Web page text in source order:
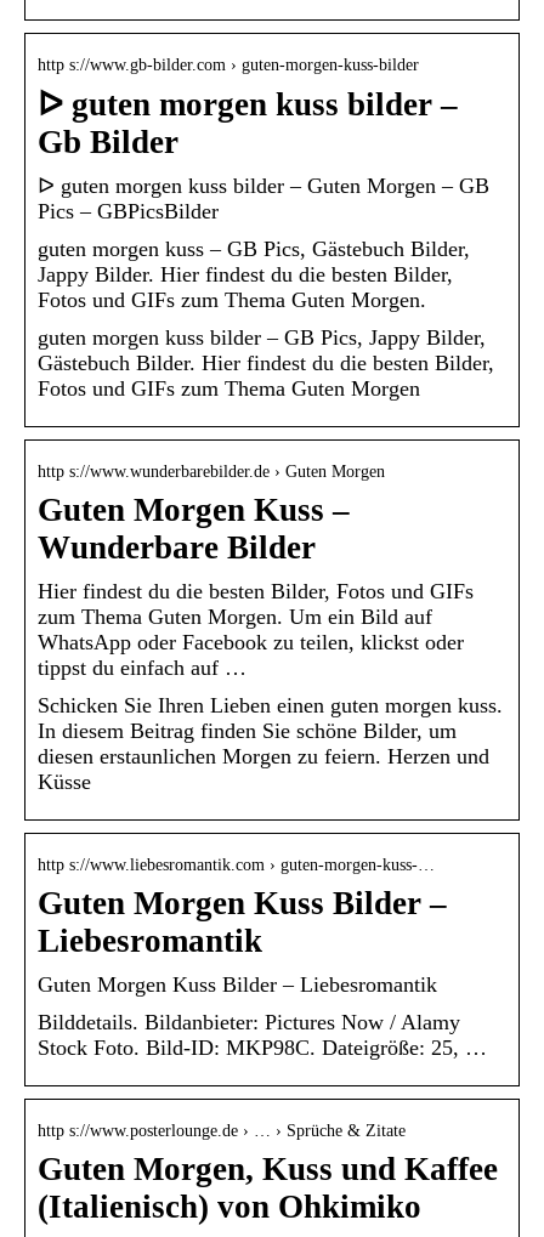
http s://www.gb-bilder.com › guten-morgen-kuss-bilder
ᐅ guten morgen kuss bilder –
Gb Bilder
ᐅ guten morgen kuss bilder – Guten Morgen – GB
Pics – GBPicsBilder
guten morgen kuss – GB Pics, Gästebuch Bilder,
Jappy Bilder. Hier findest du die besten Bilder,
Fotos und GIFs zum Thema Guten Morgen.
guten morgen kuss bilder – GB Pics, Jappy Bilder,
Gästebuch Bilder. Hier findest du die besten Bilder,
Fotos und GIFs zum Thema Guten Morgen
http s://www.wunderbarebilder.de › Guten Morgen
Guten Morgen Kuss –
Wunderbare Bilder
Hier findest du die besten Bilder, Fotos und GIFs
zum Thema Guten Morgen. Um ein Bild auf
WhatsApp oder Facebook zu teilen, klickst oder
tippst du einfach auf …
Schicken Sie Ihren Lieben einen guten morgen kuss.
In diesem Beitrag finden Sie schöne Bilder, um
diesen erstaunlichen Morgen zu feiern. Herzen und
Küsse
http s://www.liebesromantik.com › guten-morgen-kuss-…
Guten Morgen Kuss Bilder –
Liebesromantik
Guten Morgen Kuss Bilder – Liebesromantik
Bilddetails. Bildanbieter: Pictures Now / Alamy
Stock Foto. Bild-ID: MKP98C. Dateigröße: 25, …
http s://www.posterlounge.de › … › Sprüche & Zitate
Guten Morgen, Kuss und Kaffee
(Italienisch) von Ohkimiko